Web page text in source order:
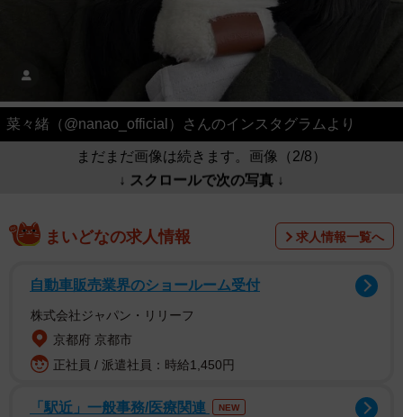
菜々緒（@nanao_official）さんのインスタグラムより
まだまだ画像は続きます。画像（2/8）
↓ スクロールで次の写真 ↓
まいどなの求人情報 求人情報一覧へ
自動車販売業界のショールーム受付
株式会社ジャパン・リリーフ
京都府 京都市
正社員 / 派遣社員：時給1,450円
「駅近」一般事務/医療関連 NEW